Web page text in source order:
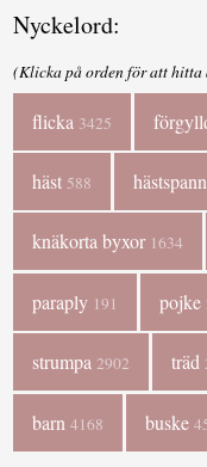
Nyckelord:
(Klicka på orden för att hitta
flicka 3425
häst 588 hästspann
knäkorta byxor 1634
paraply 191 pojke
strumpa 2902 träd
barn4168 buske